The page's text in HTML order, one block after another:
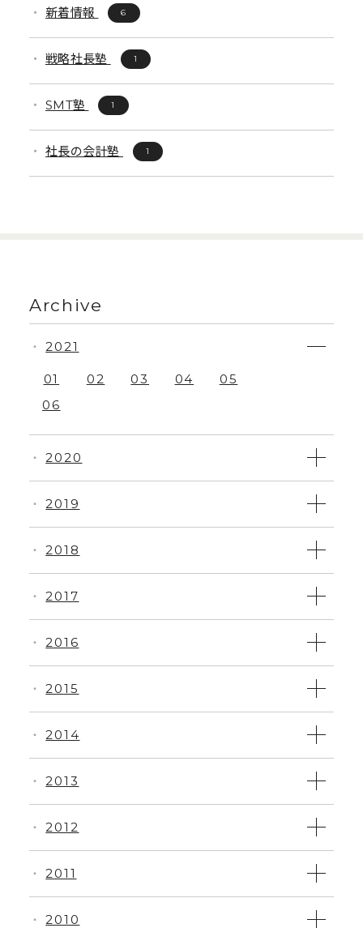
新着情報 6
戦略社長塾 1
SMT塾 1
社長の会計塾 1
Archive
・ 2010
・ 2011
・ 2012
・ 2013
・ 2014
・ 2015
・ 2016
・ 2017
・ 2018
・ 2019
・ 2020
・ 2021
01 02 03 04
05
06